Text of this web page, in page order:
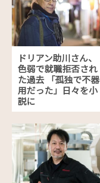
ドリアン助川さん、
色弱で就職拒否され
た過去 「孤独で不器
用だった」日々を小
説に